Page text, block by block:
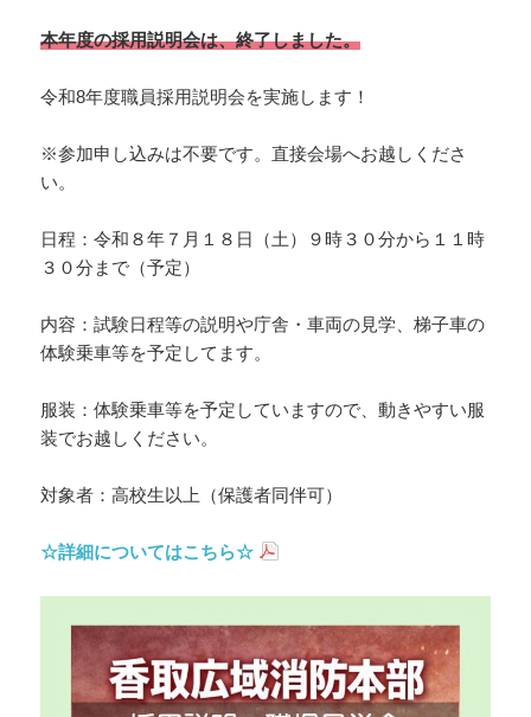
本年度の採用説明会は、終了しました。
令和8年度職員採用説明会を実施します！
※参加申し込みは不要です。直接会場へお越しくださ
い。
日程：令和８年７月１８日（土）９時３０分から１１時
３０分まで（予定）
内容：試験日程等の説明や庁舎・車両の見学、梯子車の
体験乗車等を予定してます。
服装：体験乗車等を予定していますので、動きやすい服
装でお越しください。
対象者：高校生以上（保護者同伴可）
☆詳細についてはこちら☆